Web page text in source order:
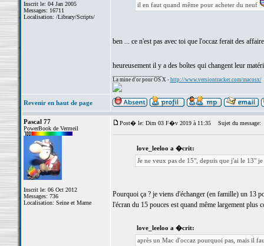
Inscrit le: 04 Jan 2005
Messages: 16711
Localisation: /Library/Scripts/
il en faut quand même pour acheter du neuf
ben ... ce n'est pas avec toi que l'occaz ferait des
heureusement il y a des boîtes qui changent leur
La mine d'or pour OS X - http://www.versiontracker.com/macosx/
Revenir en haut de page
Pascal 77
PowerBook de Vermeil
Inscrit le: 06 Oct 2012
Messages: 736
Localisation: Seine et Marne
Post� le: Dim 03 F�v 2019 à 11:35 Sujet du message:
love_leeloo a �crit:
Je ne veux pas de 15", depuis que j'ai le 13"
Pourquoi ça ? je viens d'échanger (en famille) un 13
l'écran du 15 pouces est quand même largement plus
love_leeloo a �crit:
après un Mac d'occaz pourquoi pas, mais il